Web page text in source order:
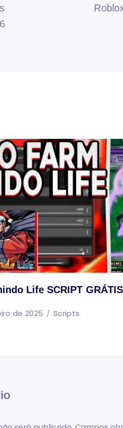
Life SCRIPT GRÁTIS
de 2025 Scripts